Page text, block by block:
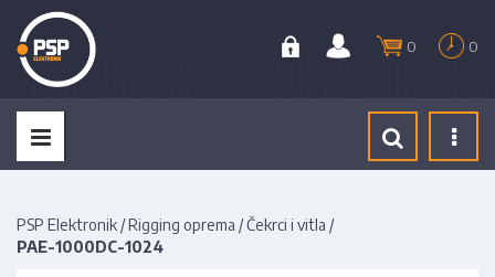
0 0
PSP Elektronik /Rigging oprema /Čekrci i vitla /
PAE-1000DC-1024